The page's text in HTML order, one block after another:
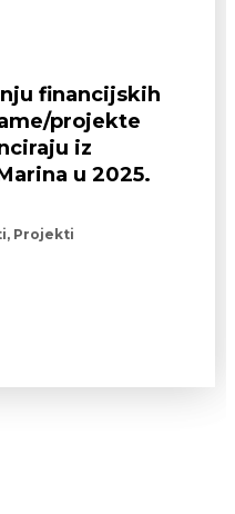
financijskih
projekte
iz
u 2025.
, Projekti